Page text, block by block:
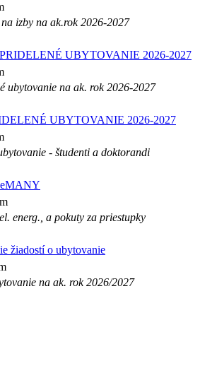
izby na ak.rok 2026-2027
UBYTOVANIE 2026-2027
ubytovanie na ak. rok 2026-2027
UBYTOVANIE 2026-2027
- študenti a doktorandi
energ., a pokuty za priestupky
žiadostí o ubytovanie
na ak. rok 2026/2027